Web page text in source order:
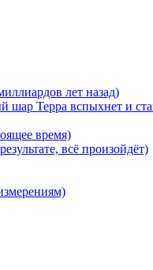
лет назад)
Терра вспыхнет и
время)
всё произойдёт)